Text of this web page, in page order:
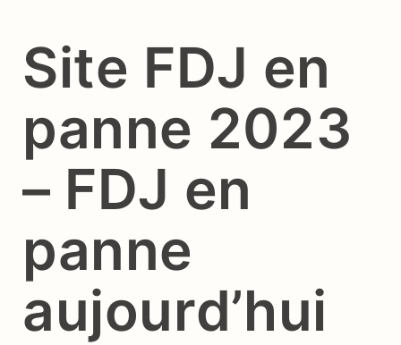
Site FDJ en
panne 2023
– FDJ en
panne
aujourd’hui